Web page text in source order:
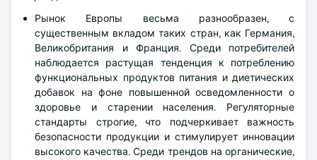
Рынок Европы весьма разнообразен, с
существенным вкладом таких стран, как Германия,
Великобритания и Франция. Среди потребителей
наблюдается растущая тенденция к потреблению
функциональных продуктов питания и диетических
добавок на фоне повышенной осведомленности о
здоровье и старении населения. Регуляторные
стандарты строгие, что подчеркивает важность
безопасности продукции и стимулирует инновации
высокого качества. Среди трендов на органические,